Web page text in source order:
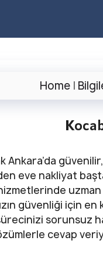
Home|
Ankara’da
eve nakliyat
uzman
güvenliği için
sorunsuz
cevap